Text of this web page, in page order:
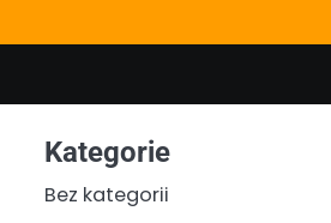
Kategorie
Bez kategorii